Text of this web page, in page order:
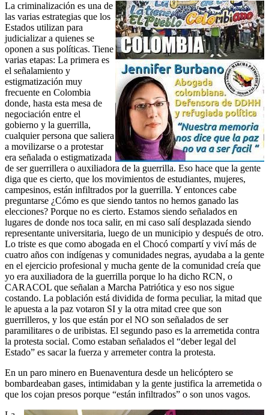
La criminalización es una de
las varias estrategias que los
Estados utilizan para
judicializar a quienes se
oponen a sus políticas. Tiene
varias etapas: La primera es
el señalamiento y
estigmatización muy
frecuente en Colombia
donde, hasta esta mesa de
negociación entre el
gobierno y la guerrilla,
cualquier persona que saliera
a movilizarse o a protestar
era señalada o estigmatizada
de ser guerrillera o auxiliadora de la guerrilla. Eso hace que la gente
diga que es cierto, que los movimientos de estudiantes, mujeres,
campesinos, están infiltrados por la guerrilla. Y entonces cabe
preguntarse ¿Cómo es que siendo tantos no hemos ganado las
elecciones? Porque no es cierto. Estamos siendo señalados en
lugares de donde nos toca salir, en mi caso salí desplazada siendo
representante universitaria, luego de un municipio y después de otro.
Lo triste es que como abogada en el Chocó compartí y viví más de
cuatro años con indígenas y comunidades negras, ayudaba a la gente
en el ejercicio profesional y mucha gente de la comunidad creía que
yo era auxiliadora de la guerrilla porque lo ha dicho RCN, o
CARACOL que señalan a Marcha Patriótica y eso nos sigue
costando. La población está dividida de forma peculiar, la mitad que
le apuesta a la paz votaron SI y la otra mitad cree que son
guerrilleros, y los que están por el NO son señalados de ser
paramilitares o de uribistas. El segundo paso es la arremetida contra
la protesta social. Como estaban señalados el “deber legal del
Estado” es sacar la fuerza y arremeter contra la protesta.
En un paro minero en Buenaventura desde un helicóptero se
bombardeaban gases, intimidaban y la gente justifica la arremetida o
que los cojan presos porque “están infiltrados” o son unos vagos.